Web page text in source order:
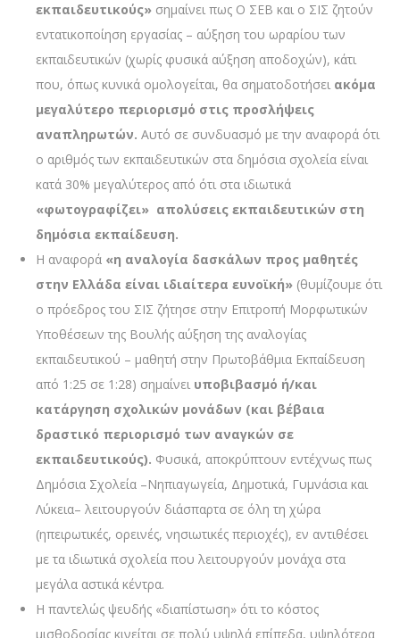
εκπαιδευτικούς» σημαίνει πως Ο ΣΕΒ και ο ΣΙΣ ζητούν
εντατικοποίηση εργασίας – αύξηση του ωραρίου των
εκπαιδευτικών (χωρίς φυσικά αύξηση αποδοχών), κάτι
που, όπως κυνικά ομολογείται, θα σηματοδοτήσει ακόμα
μεγαλύτερο περιορισμό στις προσλήψεις
αναπληρωτών. Αυτό σε συνδυασμό με την αναφορά ότι
ο αριθμός των εκπαιδευτικών στα δημόσια σχολεία είναι
κατά 30% μεγαλύτερος από ότι στα ιδιωτικά
«φωτογραφίζει» απολύσεις εκπαιδευτικών στη
δημόσια εκπαίδευση.
Η αναφορά «η αναλογία δασκάλων προς μαθητές
στην Ελλάδα είναι ιδιαίτερα ευνοϊκή» (θυμίζουμε ότι
ο πρόεδρος του ΣΙΣ ζήτησε στην Επιτροπή Μορφωτικών
Υποθέσεων της Βουλής αύξηση της αναλογίας
εκπαιδευτικού – μαθητή στην Πρωτοβάθμια Εκπαίδευση
από 1:25 σε 1:28) σημαίνει υποβιβασμό ή/και
κατάργηση σχολικών μονάδων (και βέβαια
δραστικό περιορισμό των αναγκών σε
εκπαιδευτικούς). Φυσικά, αποκρύπτουν εντέχνως πως
Δημόσια Σχολεία –Νηπιαγωγεία, Δημοτικά, Γυμνάσια και
Λύκεια– λειτουργούν διάσπαρτα σε όλη τη χώρα
(ηπειρωτικές, ορεινές, νησιωτικές περιοχές), εν αντιθέσει
με τα ιδιωτικά σχολεία που λειτουργούν μονάχα στα
μεγάλα αστικά κέντρα.
Η παντελώς ψευδής «διαπίστωση» ότι το κόστος
μισθοδοσίας κινείται σε πολύ υψηλά επίπεδα, υψηλότερα